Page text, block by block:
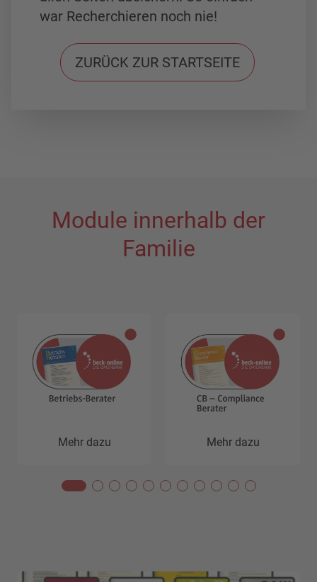
war Recherchieren noch nie!
ZURÜCK ZUR STARTSEITE
Module innerhalb der
Familie
Mehr dazu Mehr dazu